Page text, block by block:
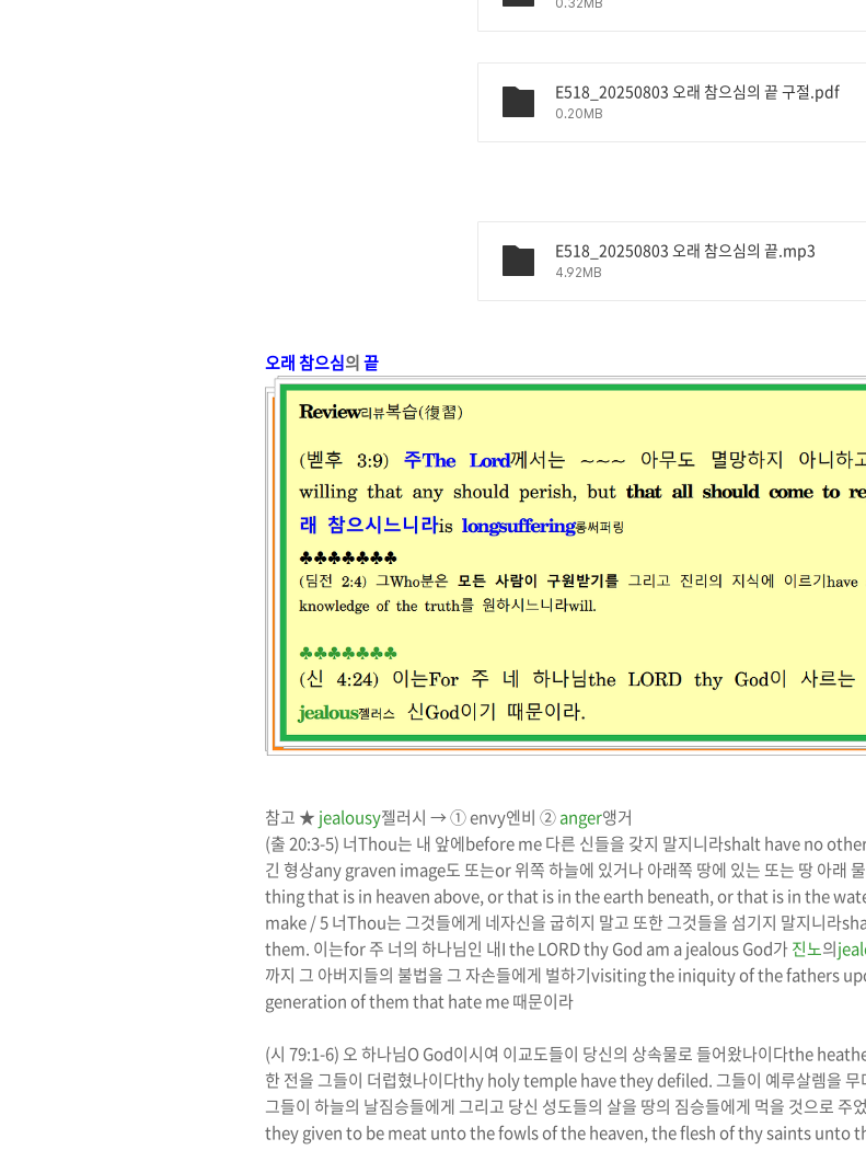
0.32MB
E518_20250803 오래 참으심의 끝 구절.pdf
0.20MB
E518_20250803 오래 참으심의 끝.mp3
4.92MB
오래 참으심의끝
참고 ★ jealousy젤러시 →①envy엔비 ②anger앵거
(출20:3-5) 너Thou는 내 앞에before me다른 신들을 갖지 말지니라shalt have no
긴 형상any graven image도 또는or위쪽 하늘에 있거나 아래쪽 땅에 있는 또는 땅 아래
thing that is in heaven above, or that is in the earth beneath, or that is in the
make / 5너Thou는 그것들에게 네자신을 굽히지 말고 또한 그것들을 섬기지 말지니라
them. 이는for주 너의 하나님인 내I the LORD thy God am a jealous God가진노의
까지 그 아버지들의 불법을 그 자손들에게 벌하기visiting the iniquity of the fathers
generation of them that hate me때문이라
(시 79:1-6)오 하나님O God이시여 이교도들이 당신의 상속물로 들어왔나이다the
한 전을 그들이 더럽혔나이다thy holy temple have they defiled. 그들이 예루살렘을
그들이 하늘의 날짐승들에게 그리고 당신 성도들의 살을 땅의 짐승들에게 먹을 것으로 주
they given to be meat unto the fowls of the heaven, the flesh of thy saints unto